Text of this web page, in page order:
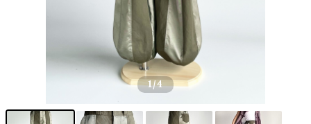
1/4